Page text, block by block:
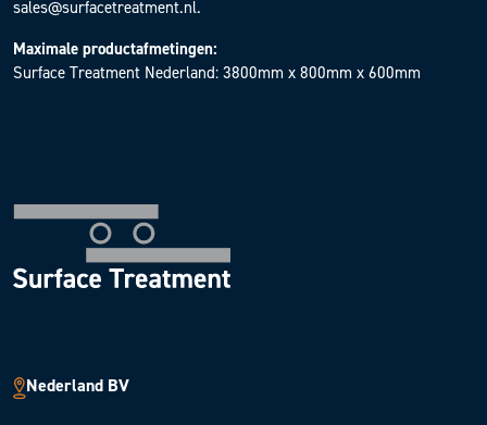
sales@surfacetreatment.nl.
Maximale productafmetingen:
Surface Treatment Nederland: 3800mm x 800mm x 600mm
Nederland BV